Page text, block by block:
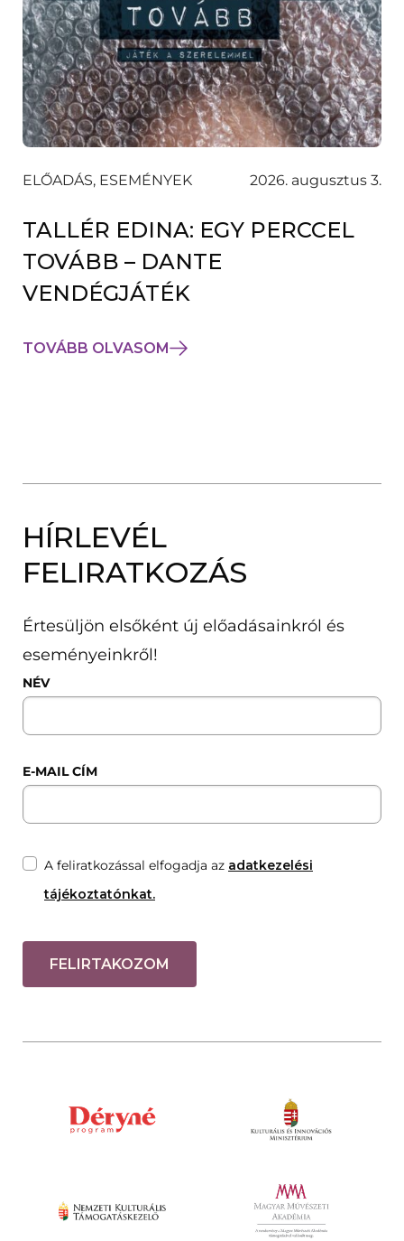
ELŐADÁS, ESEMÉNYEK 2026. augusztus 3.
TALLÉR EDINA: EGY PERCCEL
TOVÁBB – DANTE
VENDÉGJÁTÉK
TOVÁBB OLVASOM
HÍRLEVÉL
FELIRATKOZÁS
Értesüljön elsőként új előadásainkról és
eseményeinkről!
NÉV
E-MAIL CÍM
A feliratkozással elfogadja az adatkezelési
tájékoztatónkat.
FELIRTAKOZOM